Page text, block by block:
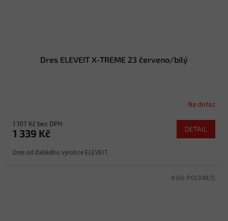
Dres ELEVEIT X-TREME 23 červeno/bílý
Na dotaz
1 107 Kč bez DPH
1 339 Kč DETAIL
Dres od italského výrobce ELEVEIT.
Kód: P01848/S